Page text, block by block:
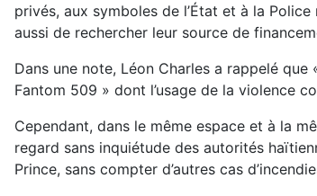
privés, aux symboles de l’État et à la
aussi de rechercher leur source de
Dans une note, Léon Charles a rappelé
Fantom 509 » dont l’usage de la violence
Cependant, dans le même espace et à la
regard sans inquiétude des autorités
Prince, sans compter d’autres cas